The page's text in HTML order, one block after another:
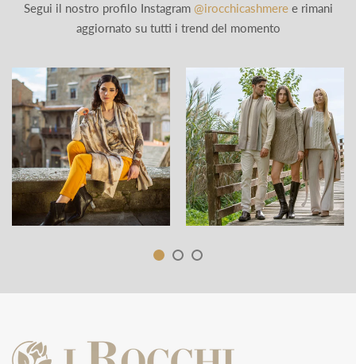
Segui il nostro profilo Instagram @irocchicashmeree rimani
aggiornato su tutti i trend del momento